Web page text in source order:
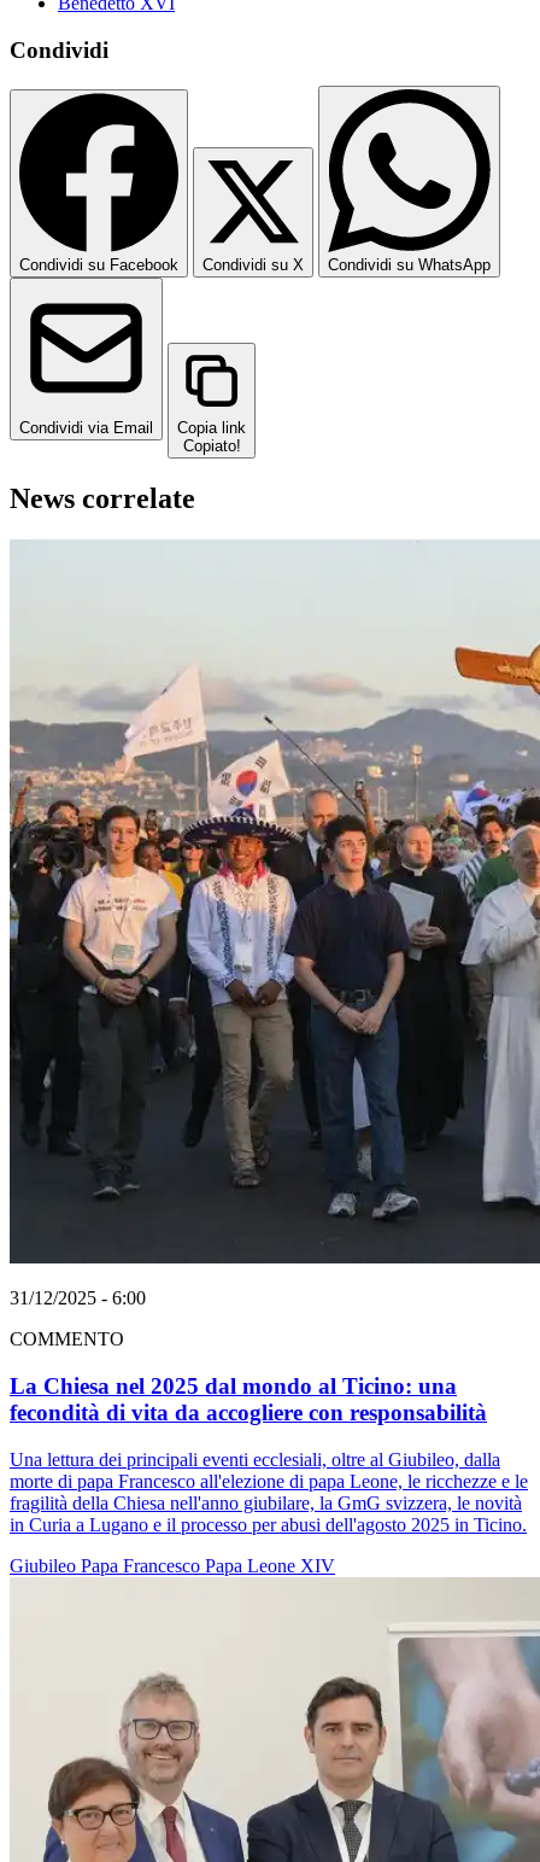
Condividi
Condividi su Facebook Condividi su X Condividi su WhatsApp
Condividi via Email
Copia link
Copiato!
News correlate
31/12/2025 - 6:00
COMMENTO
La Chiesa nel 2025 dal mondo al Ticino: una
fecondità di vita da accogliere con responsabilità
Una lettura dei principali eventi ecclesiali, oltre al Giubileo, dalla
morte di papa Francesco all'elezione di papa Leone, le ricchezze e le
fragilità della Chiesa nell'anno giubilare, la GmG svizzera, le novità
in Curia a Lugano e il processo per abusi dell'agosto 2025 in Ticino.
Giubileo Papa Francesco Papa Leone XIV